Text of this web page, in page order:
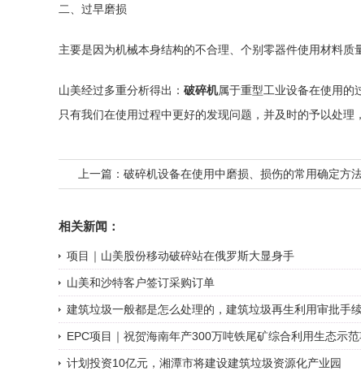
二、过早磨损
主要是因为机械本身结构的不合理、个别零器件使用材料
山美经过多重分析得出： 破碎机属于重型工业设备在使用的
只有我们在使用过程中更好的发现问题，并及时的予以处理
上一篇： 破碎机设备在使用中磨损、损伤的常用确定方
相关新闻：
项目｜山美股份移动破碎站在俄罗斯大显身手
山美和沙特客户签订采购订单
建筑垃圾一般都是怎么处理的，建筑垃圾再生利用审批手
EPC项目｜祝贺海南年产300万吨铁尾矿综合利用生态示
计划投资10亿元，湘潭市将建设建筑垃圾资源化产业园